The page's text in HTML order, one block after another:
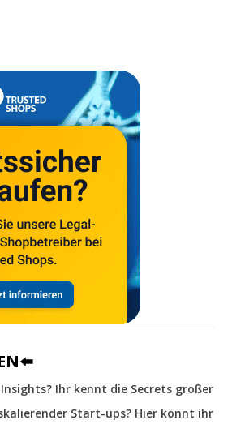
Ihr kennt die Secrets großer
Start-ups? Hier könnt ihr